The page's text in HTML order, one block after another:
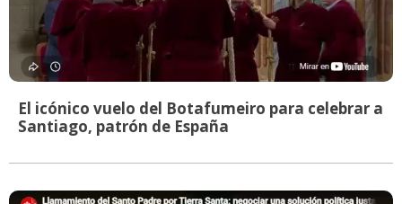
El icónico vuelo del Botafumeiro para celebrar a
Santiago, patrón de España